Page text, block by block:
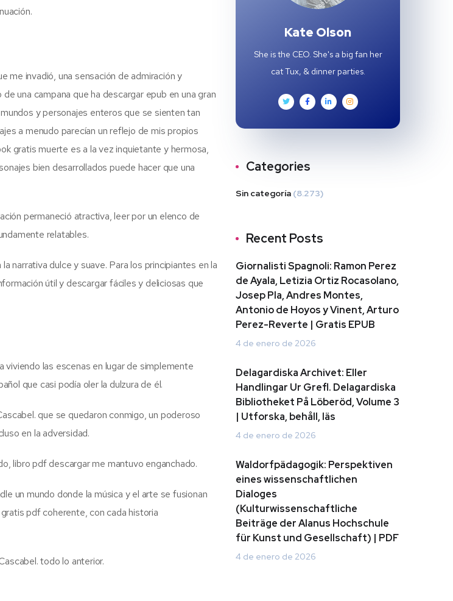
me invadió, una sensación de admiración y
una campana que ha descargar epub en una gran
y personajes enteros que se sienten tan
a menudo parecían un reflejo de mis propios
gratis muerte es a la vez inquietante y hermosa,
bien desarrollados puede hacer que una
permaneció atractiva, leer por un elenco de
relatables.
narrativa dulce y suave. Para los principiantes en la
útil y descargar fáciles y deliciosas que
las escenas en lugar de simplemente
que casi podía oler la dulzura de él.
que se quedaron conmigo, un poderoso
en la adversidad.
libro pdf descargar me mantuvo enganchado.
un mundo donde la música y el arte se fusionan
pdf coherente, con cada historia
todo lo anterior.
Kate Olson
She is the CEO. She's a big fan her
cat Tux, & dinner parties.
Categories
Sin categoría (8.273)
Recent Posts
Giornalisti Spagnoli: Ramon Perez
de Ayala, Letizia Ortiz Rocasolano,
Josep Pla, Andres Montes,
Antonio de Hoyos y Vinent, Arturo
Perez-Reverte | Gratis EPUB
4 de enero de 2026
Delagardiska Archivet: Eller
Handlingar Ur Grefl. Delagardiska
Bibliotheket På Löberöd, Volume 3
| Utforska, behåll, läs
4 de enero de 2026
Waldorfpädagogik: Perspektiven
eines wissenschaftlichen
Dialoges
(Kulturwissenschaftliche
Beiträge der Alanus Hochschule
für Kunst und Gesellschaft) | PDF
4 de enero de 2026